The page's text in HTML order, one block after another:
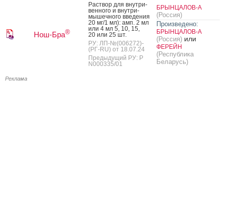
Нош-Бра®
Рас­твор для внут­ри­
вен­но­го и внут­ри­
мышеч­но­го вве­дения
20 мг/1 мл): амп. 2 мл
или 4 мл 5, 10, 15,
20 или 25 шт.
РУ: ЛП-№(006272)-
(РГ-RU) от 18.07.24
Предыдущий РУ: Р
N000335/01
БРЫНЦАЛОВ-А
(Россия)
Произведено:
БРЫНЦАЛОВ-А
(Россия) или
ФЕРЕЙН
(Республика
Беларусь)
Реклама